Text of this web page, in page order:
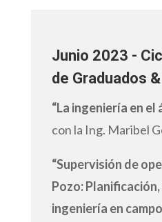
Junio 2023 -
de Graduados
“La ingeniería en el
con la Ing. Maribel
“Supervisión de
Pozo:
ingeniería en